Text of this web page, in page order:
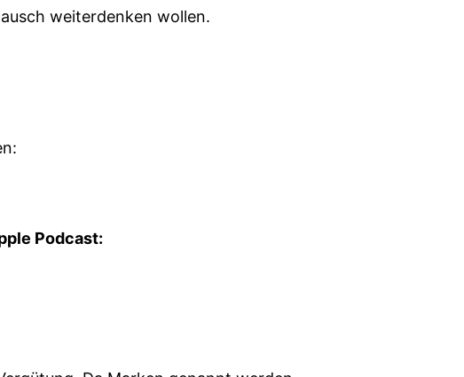
weiterdenken wollen.
Podcast: